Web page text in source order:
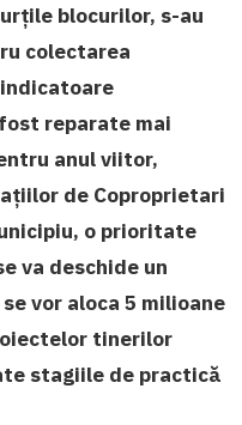
blocurilor, s-au
colectarea
reparate mai
anul viitor,
de Coproprietari
o prioritate
va deschide un
vor aloca 5 milioane
tinerilor
stagiile de practică